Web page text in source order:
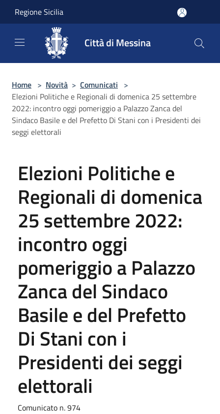
Regione Sicilia
Città di Messina
Home > Novità > Comunicati >
Elezioni Politiche e Regionali di domenica 25 settembre
2022: incontro oggi pomeriggio a Palazzo Zanca del
Sindaco Basile e del Prefetto Di Stani con i Presidenti dei
seggi elettorali
Elezioni Politiche e
Regionali di domenica
25 settembre 2022:
incontro oggi
pomeriggio a Palazzo
Zanca del Sindaco
Basile e del Prefetto
Di Stani con i
Presidenti dei seggi
elettorali
Comunicato n. 974